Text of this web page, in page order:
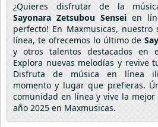
¿Quieres disfrutar de la
Sayonara Zetsubou Senseien
perfecto! En Maxmusicas,
línea, te ofrecemos lo último de
y otros talentos destacados en
Explora nuevas melodías y revive
Disfruta de música en línea
momento y lugar que prefieras.
comunidad en línea y vive la
año 2025 en Maxmusicas.